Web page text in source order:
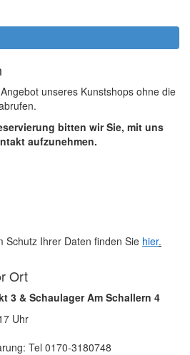
unseres Kunstshops ohne die
bitten wir Sie, mit uns
aufzunehmen.
Schutz Ihrer Daten finden Sie hier.
Ort
3 & Schaulager Am Schallern 4
Uhr
Tel 0170-3180748